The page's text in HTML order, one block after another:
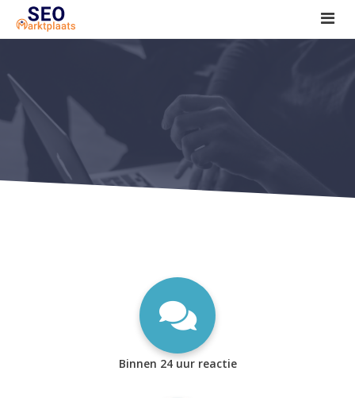
SEO tools reviews
Marketeer bij jou in de buurt?
Offerte
1. Seo voor beginners +
2. Onderzoeken +
Binnen 24 uur reactie